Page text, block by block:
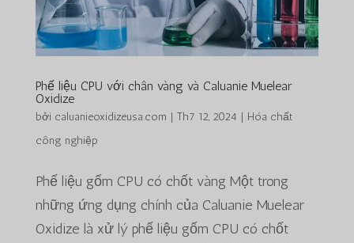
Phế liệu CPU với chân vàng và Caluanie Muelear
Oxidize
bởi caluanieoxidizeusa.com | Th7 12, 2024 | Hóa chất
công nghiệp
Phế liệu gốm CPU có chốt vàng Một trong
những ứng dụng chính của Caluanie Muelear
Oxidize là xử lý phế liệu gốm CPU có chốt